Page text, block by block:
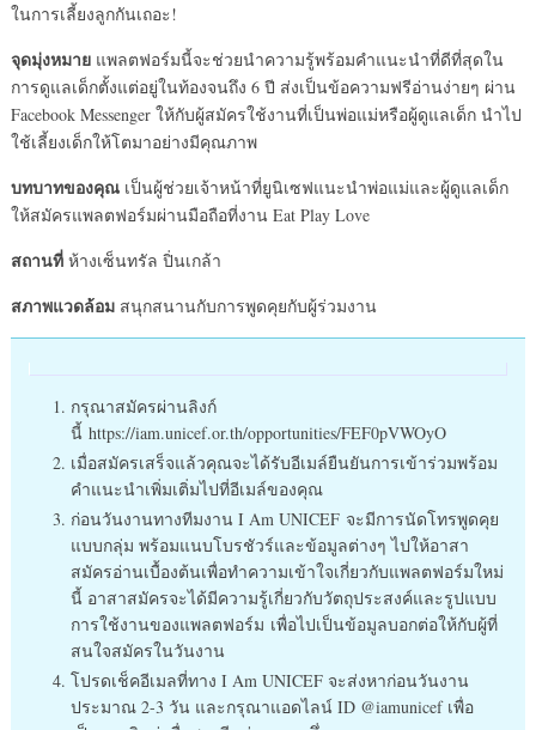
ในการเลี้ยงลูกกันเถอะ!
จุดมุ่งหมาย แพลตฟอร์มนี้จะช่วยนำความรู้พร้อมคำแนะนำที่ดีที่สุดใน
การดูแลเด็กตั้งแต่อยู่ในท้องจนถึง 6 ปี ส่งเป็นข้อความฟรีอ่านง่ายๆ ผ่าน
Facebook Messenger ให้กับผู้สมัครใช้งานที่เป็นพ่อแม่หรือผู้ดูแลเด็ก นำไป
ใช้เลี้ยงเด็กให้โตมาอย่างมีคุณภาพ
บทบาทของคุณ เป็นผู้ช่วยเจ้าหน้าที่ยูนิเซฟแนะนำพ่อแม่และผู้ดูแลเด็ก
ให้สมัครแพลตฟอร์มผ่านมือถือที่งาน Eat Play Love
สถานที่ห้างเซ็นทรัล ปิ่นเกล้า
สภาพแวดล้อม สนุกสนานกับการพูดคุยกับผู้ร่วมงาน
กรุณาสมัครผ่านลิงก์
นี้ https://iam.unicef.or.th/opportunities/FEF0pVWOyO
เมื่อสมัครเสร็จแล้วคุณจะได้รับอีเมล์ยืนยันการเข้าร่วมพร้อม
คำแนะนำเพิ่มเติ่มไปที่อีเมล์ของคุณ
ก่อนวันงานทางทีมงาน I Am UNICEF จะมีการนัดโทรพูดคุย
แบบกลุ่ม พร้อมแนบโบรชัวร์และข้อมูลต่างๆ ไปให้อาสา
สมัครอ่านเบื้องต้นเพื่อทำความเข้าใจเกี่ยวกับแพลตฟอร์มใหม่
นี้ อาสาสมัครจะได้มีความรู้เกี่ยวกับวัตถุประสงค์และรูปแบบ
การใช้งานของแพลตฟอร์ม เพื่อไปเป็นข้อมูลบอกต่อให้กับผู้ที่
สนใจสมัครในวันงาน
โปรดเช็คอีเมลที่ทาง I Am UNICEF จะส่งหาก่อนวันงาน
ประมาณ 2-3 วัน และกรุณาแอดไลน์ ID @iamunicef เพื่อ